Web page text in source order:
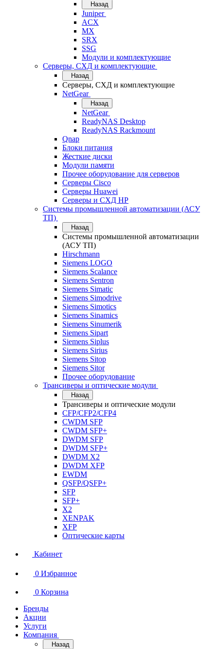
Назад
Juniper
ACX
MX
SRX
SSG
Модули и комплектующие
Серверы, СХД и комплектующие
Назад
Серверы, СХД и комплектующие
NetGear
Назад
NetGear
ReadyNAS Desktop
ReadyNAS Rackmount
Qnap
Блоки питания
Жесткие диски
Модули памяти
Прочее оборудование для серверов
Серверы Cisco
Серверы Huawei
Серверы и СХД HP
Системы промышленной автоматизации (АСУ
ТП)
Назад
Системы промышленной автоматизации
(АСУ ТП)
Hirschmann
Siemens LOGO
Siemens Scalance
Siemens Sentron
Siemens Simatic
Siemens Simodrive
Siemens Simotics
Siemens Sinamics
Siemens Sinumerik
Siemens Sipart
Siemens Siplus
Siemens Sirius
Siemens Sitop
Siemens Sitor
Прочее оборудование
Трансиверы и оптические модули
Назад
Трансиверы и оптические модули
CFP/CFP2/CFP4
CWDM SFP
CWDM SFP+
DWDM SFP
DWDM SFP+
DWDM X2
DWDM XFP
EWDM
QSFP/QSFP+
SFP
SFP+
X2
XENPAK
XFP
Оптические карты
Кабинет
0 Избранное
0 Корзина
Бренды
Акции
Услуги
Компания
Назад